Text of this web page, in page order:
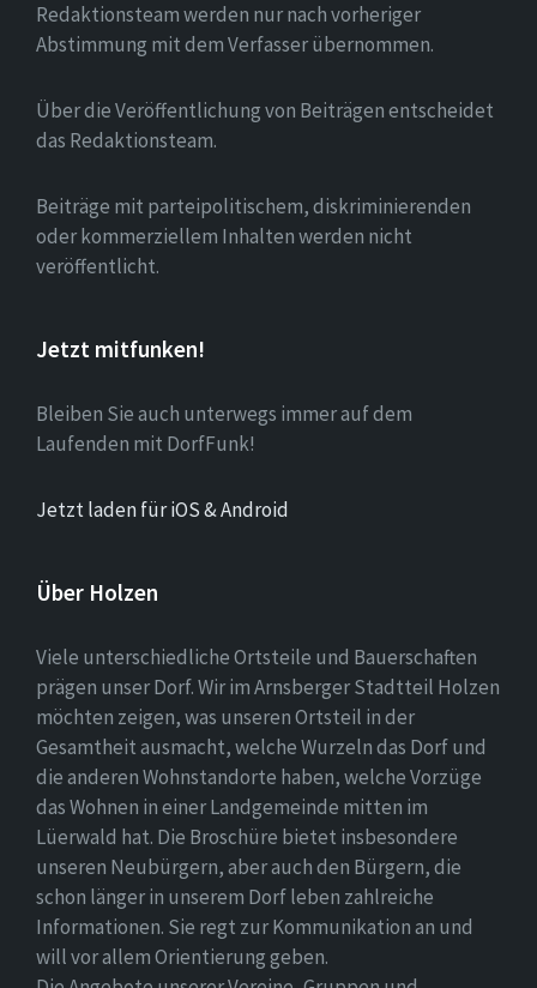
Redaktionsteam werden nur nach vorheriger
Abstimmung mit dem Verfasser übernommen.
Über die Veröffentlichung von Beiträgen entscheidet
das Redaktionsteam.
Beiträge mit parteipolitischem, diskriminierenden
oder kommerziellem Inhalten werden nicht
veröffentlicht.
Jetzt mitfunken!
Bleiben Sie auch unterwegs immer auf dem
Laufenden mit DorfFunk!
Jetzt laden für iOS & Android
Über Holzen
Viele unterschiedliche Ortsteile und Bauerschaften
prägen unser Dorf. Wir im Arnsberger Stadtteil Holzen
möchten zeigen, was unseren Ortsteil in der
Gesamtheit ausmacht, welche Wurzeln das Dorf und
die anderen Wohnstandorte haben, welche Vorzüge
das Wohnen in einer Landgemeinde mitten im
Lüerwald hat. Die Broschüre bietet insbesondere
unseren Neubürgern, aber auch den Bürgern, die
schon länger in unserem Dorf leben zahlreiche
Informationen. Sie regt zur Kommunikation an und
will vor allem Orientierung geben.